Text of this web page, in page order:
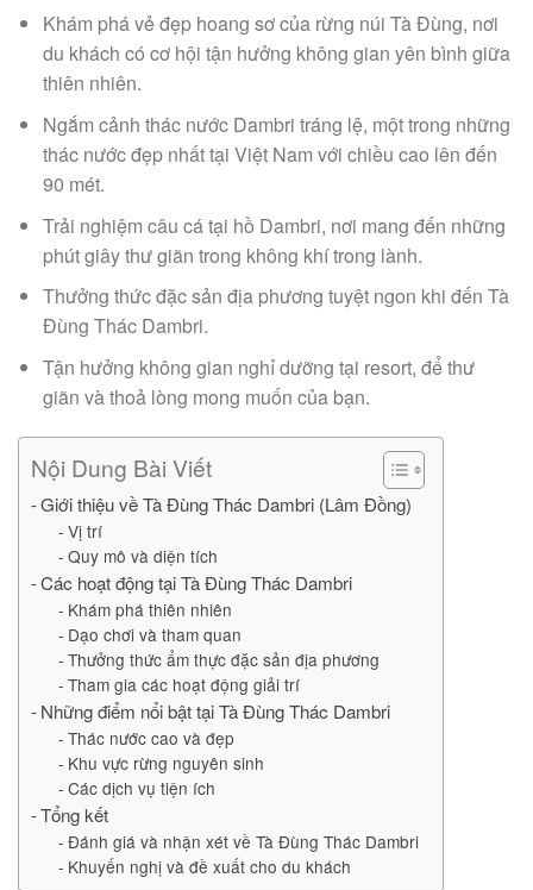
Khám phá vẻ đẹp hoang sơ của rừng núi Tà Đùng, nơi
du khách có cơ hội tận hưởng không gian yên bình giữa
thiên nhiên.
Ngắm cảnh thác nước Dambri tráng lệ, một trong những
thác nước đẹp nhất tại Việt Nam với chiều cao lên đến
90 mét.
Trải nghiệm câu cá tại hồ Dambri, nơi mang đến những
phút giây thư giãn trong không khí trong lành.
Thưởng thức đặc sản địa phương tuyệt ngon khi đến Tà
Đùng Thác Dambri.
Tận hưởng không gian nghỉ dưỡng tại resort, để thư
giãn và thoả lòng mong muốn của bạn.
Nội Dung Bài Viết
Giới thiệu về Tà Đùng Thác Dambri (Lâm Đồng)
Vị trí
Quy mô và diện tích
Các hoạt động tại Tà Đùng Thác Dambri
Khám phá thiên nhiên
Dạo chơi và tham quan
Thưởng thức ẩm thực đặc sản địa phương
Tham gia các hoạt động giải trí
Những điểm nổi bật tại Tà Đùng Thác Dambri
Thác nước cao và đẹp
Khu vực rừng nguyên sinh
Các dịch vụ tiện ích
Tổng kết
Đánh giá và nhận xét về Tà Đùng Thác Dambri
Khuyến nghị và đề xuất cho du khách